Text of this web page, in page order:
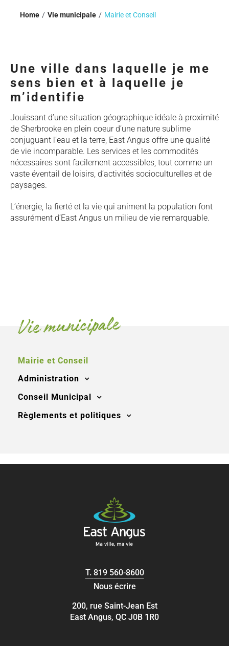
Home Vie municipale Mairie et Conseil
Une ville dans laquelle je me
sens bien et à laquelle je
m’identifie
Jouissant d’une situation géographique idéale à proximité
de Sherbrooke en plein coeur d’une nature sublime
conjuguant l’eau et la terre, East Angus offre une qualité
de vie incomparable. Les services et les commodités
nécessaires sont facilement accessibles, tout comme un
vaste éventail de loisirs, d’activités socioculturelles et de
paysages.
L’énergie, la fierté et la vie qui animent la population font
assurément d’East Angus un milieu de vie remarquable.
Vie municipale
Mairie et Conseil
Administration
Conseil Municipal
Règlements et politiques
T. 819 560-8600
Nous écrire
200, rue Saint-Jean Est
East Angus, QC J0B 1R0